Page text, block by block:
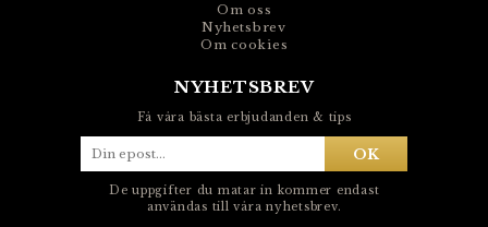
Om oss
Nyhetsbrev
Om cookies
NYHETSBREV
Få våra bästa erbjudanden & tips
OK
De uppgifter du matar in kommer endast
användas till våra nyhetsbrev.